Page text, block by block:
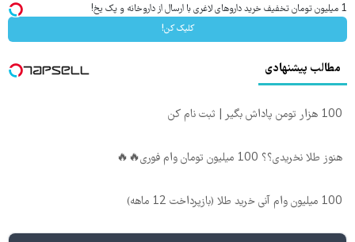
1 میلیون تومان تخفیف خرید داروهای لاغری با ارسال از داروخانه و پک یخ!
کلیک کن!
مطالب پیشنهادی
100 هزار تومن پاداش بگیر | ثبت نام کن
هنوز طلا نخریدی؟؟ 100 میلیون تومان وام فوری🔥🔥
100 میلیون وام آنی خرید طلا (بازپرداخت 12 ماهه)